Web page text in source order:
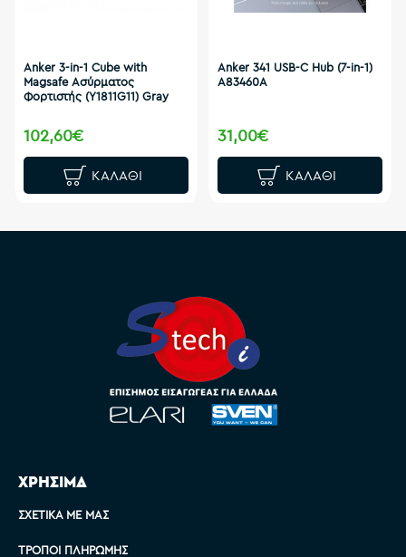
Anker 3-in-1 Cube with
Magsafe Ασύρματος
Φορτιστής (Y1811G11) Gray
102,60€
ΚΑΛΆΘΙ
Anker 341 USB-C Hub (7-in-1)
A83460A
31,00€
ΚΑΛΆΘΙ
ΧΡΗΣΙΜΑ
ΣΧΕΤΙΚΆ ΜΕ ΜΑΣ
ΤΡΌΠΟΙ ΠΛΗΡΩΜΉΣ